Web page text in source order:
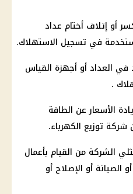
أو إتلاف أختام عداد
في تسجيل الاستهلاك.
العداد أو أجهزة القياس
.
الأسعار عن الطاقة
توزيع الكهرباء.
الشركة من القيام بأعمال
الصيانة أو الإصلاح أو